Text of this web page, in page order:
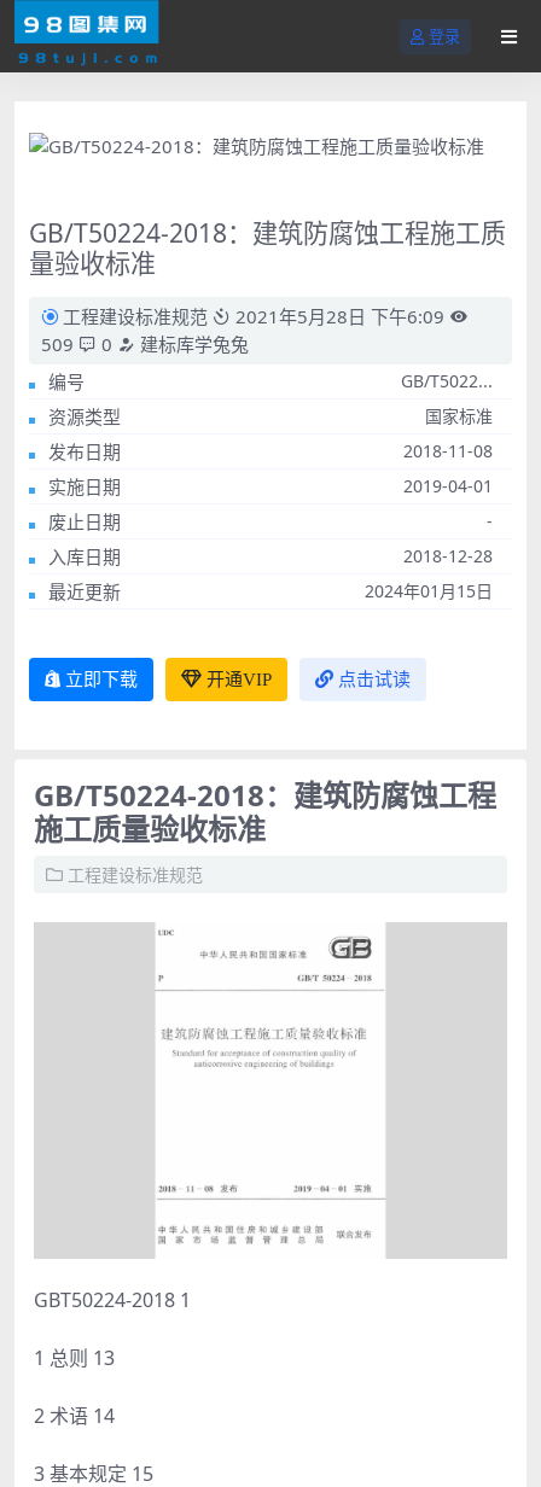
登录
GB/T50224-2018：建筑防腐蚀工程施工质
量验收标准
工程建设标准规范
2021年5月28日 下午6:09
509
0
建标库学兔兔
编号
GB/T5022...
资源类型 国家标准
发布日期 2018-11-08
实施日期 2019-04-01
废止日期 -
入库日期 2018-12-28
最近更新 2024年01月15日
立即下载 开通VIP 点击试读
GB/T50224-2018：建筑防腐蚀工程
施工质量验收标准
工程建设标准规范
GBT50224-2018 1
1 总则 13
2 术语 14
3 基本规定 15